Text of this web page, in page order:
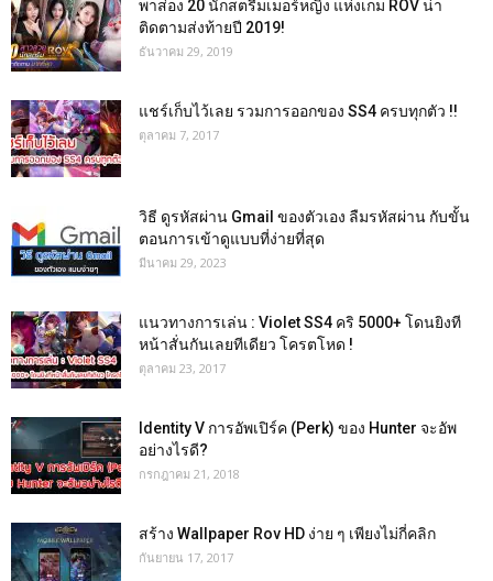
พาส่อง 20 นักสตรีมเมอร์หญิง แห่งเกม ROV น่า
ติดตามส่งท้ายปี 2019!
ธันวาคม 29, 2019
แชร์เก็บไว้เลย รวมการออกของ SS4 ครบทุกตัว !!
ตุลาคม 7, 2017
วิธี ดูรหัสผ่าน Gmail ของตัวเอง ลืมรหัสผ่าน กับขั้น
ตอนการเข้าดูแบบที่ง่ายที่สุด
มีนาคม 29, 2023
แนวทางการเล่น : Violet SS4 คริ 5000+ โดนยิงที
หน้าสั่นกันเลยทีเดียว โครตโหด !
ตุลาคม 23, 2017
Identity V การอัพเปิร์ค (Perk) ของ Hunter จะอัพ
อย่างไรดี?
กรกฎาคม 21, 2018
สร้าง Wallpaper Rov HD ง่าย ๆ เพียงไม่กี่คลิก
กันยายน 17, 2017